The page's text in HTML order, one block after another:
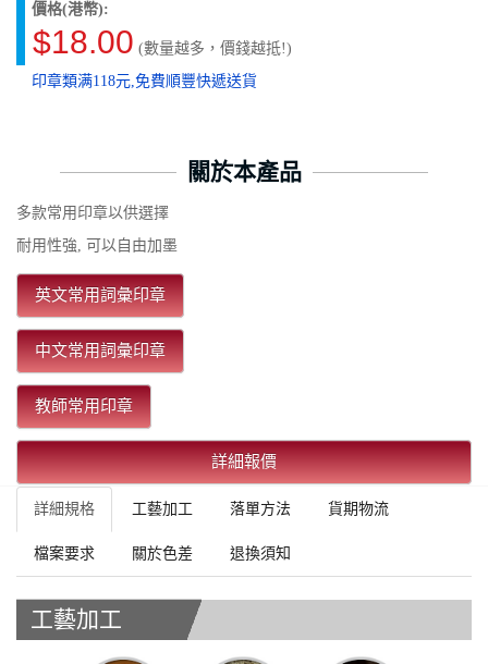
價格(港幣):
$18.00 (數量越多，價錢越抵!)
印章類满118元,免費順豐快遞送貨
關於本產品
多款常用印章以供選擇
耐用性強, 可以自由加墨
英文常用詞彙印章
中文常用詞彙印章
教師常用印章
詳細報價
詳細規格 工藝加工 落單方法 貨期物流
檔案要求 關於色差 退換須知
工藝加工